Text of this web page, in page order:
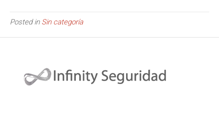
Posted in Sin categoría